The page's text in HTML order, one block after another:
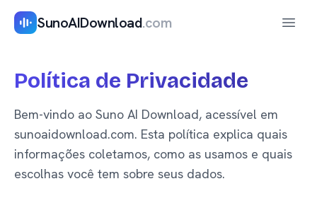
SunoAIDownload.com Abrir
Política de Privacidade
Bem-vindo ao Suno AI Download, acessível em
sunoaidownload.com. Esta política explica quais
informações coletamos, como as usamos e quais
escolhas você tem sobre seus dados.